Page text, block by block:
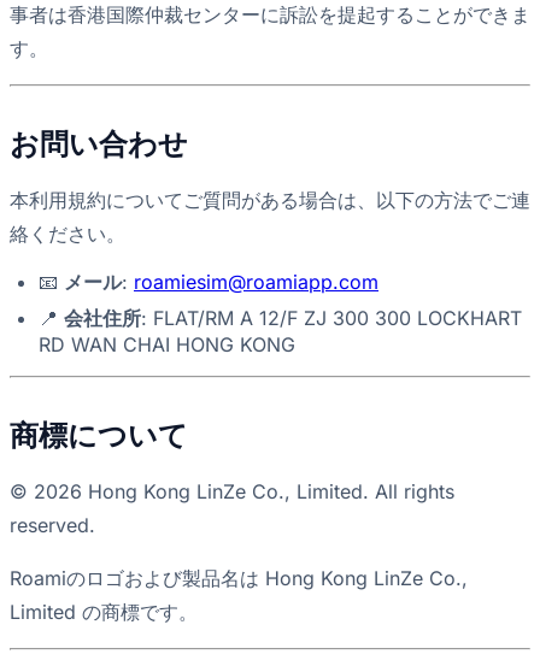
事者は香港国際仲裁センターに訴訟を提起することができま
す。
お問い合わせ
本利用規約についてご質問がある場合は、以下の方法でご連
絡ください。
📧 メール: roamiesim@roamiapp.com
📍 会社住所: FLAT/RM A 12/F ZJ 300 300 LOCKHART
RD WAN CHAI HONG KONG
商標について
© 2026 Hong Kong LinZe Co., Limited. All rights
reserved.
Roamiのロゴおよび製品名は Hong Kong LinZe Co.,
Limited の商標です。